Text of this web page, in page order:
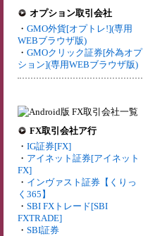
オプション取引会社
・ GMO外貨[オプトレ!](専用
WEBブラウザ版)
・ GMOクリック証券[外為オプ
ション](専用WEBブラウザ版)
FX取引会社ア行
・ IG証券[FX]
・ アイネット証券[アイネット
FX]
・ インヴァスト証券【くりっ
く365】
・ SBI FXトレード[SBI
FXTRADE]
・ SBI証券